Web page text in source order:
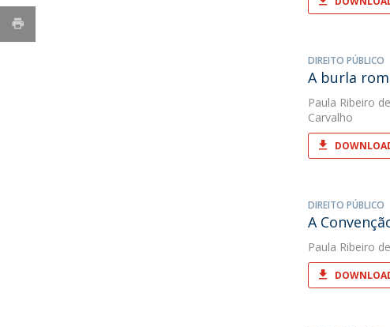
DIREITO PÚBLICO
A burla
Paula Ribeiro
Carvalho
DIREITO PÚBLICO
A
Paula Ribeiro